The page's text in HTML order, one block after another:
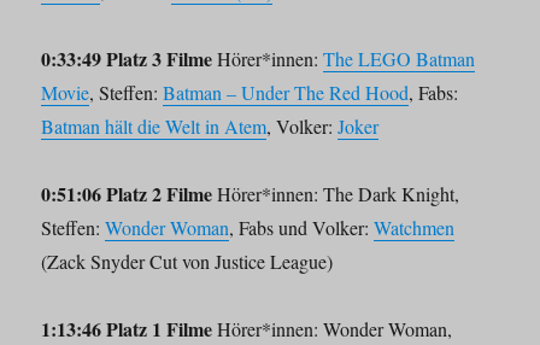
0:33:49 Platz 3 FilmeHörer*innen:The LEGO Batman
Movie, Steffen:Batman – Under The Red Hood, Fabs:
Batman hält die Welt in Atem, Volker:Joker
0:51:06 Platz 2 FilmeHörer*innen: The Dark Knight,
Steffen:Wonder Woman, Fabs und Volker:Watchmen
(Zack Snyder Cut von Justice League)
1:13:46 Platz 1 FilmeHörer*innen: Wonder Woman,